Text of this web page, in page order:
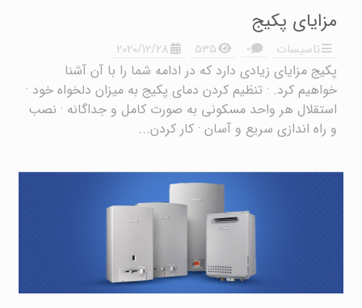
مزایای پکیج
تاسیسات ۰ ۵۳۵ 2020/12/28
پکیج مزایای زیادی دارد که در ادامه شما را با آن آشنا
خواهیم کرد. · تنظیم کردن دمای پکیج به میزان دلخواه خود ·
استقلال هر واحد مسکونی به صورت کامل و جداگانه · نصب
و راه اندازی سریع و آسان · کار کردن...